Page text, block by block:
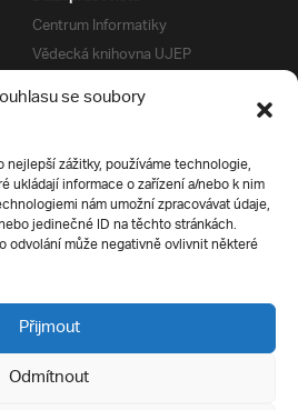
se soubory
zážitky, používáme technologie,
ukládají informace o zařízení a/nebo k nim
nám umožní zpracovávat údaje,
jedinečné ID na těchto stránkách.
odvolání může negativně ovlivnit některé
Přijmout
Odmítnout
Centrum Informatiky
Vědecká knihovna UJEP
Správa kolejí a menz
Univerzitní centrum podpory
Pro uchazeče
Přijímací řízení
E-prihlaska
Přípravné kurzy